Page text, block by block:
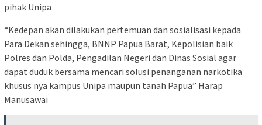
pihak Unipa
“Kedepan akan dilakukan pertemuan dan sosialisasi kepada
Para Dekan sehingga, BNNP Papua Barat, Kepolisian baik
Polres dan Polda, Pengadilan Negeri dan Dinas Sosial agar
dapat duduk bersama mencari solusi penanganan narkotika
khusus nya kampus Unipa maupun tanah Papua” Harap
Manusawai